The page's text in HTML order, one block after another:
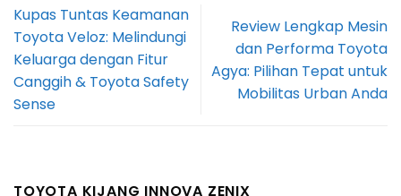
Kupas Tuntas Keamanan
Toyota Veloz: Melindungi
Keluarga dengan Fitur
Canggih & Toyota Safety
Sense
Review Lengkap Mesin
dan Performa Toyota
Agya: Pilihan Tepat untuk
Mobilitas Urban Anda
TOYOTA KIJANG INNOVA ZENIX